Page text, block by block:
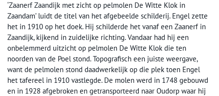
‘Zaanerf Zaandijk met zicht op pelmolen De Witte Klok in
Zaandam’ luidt de titel van het afgebeelde schilderij. Engel zette
het in 1910 op het doek. Hij schilderde het vanaf een Zaanerf in
Zaandijk, kijkend in zuidelijke richting. Vandaar had hij een
onbelemmerd uitzicht op pelmolen De Witte Klok die ten
noorden van de Poel stond. Topografisch een juiste weergave,
want de pelmolen stond daadwerkelijk op die plek toen Engel
het tafereel in 1910 vastlegde. De molen werd in 1748 gebouwd
en in 1928 afgebroken en getransporteerd naar Oudorp waar hij